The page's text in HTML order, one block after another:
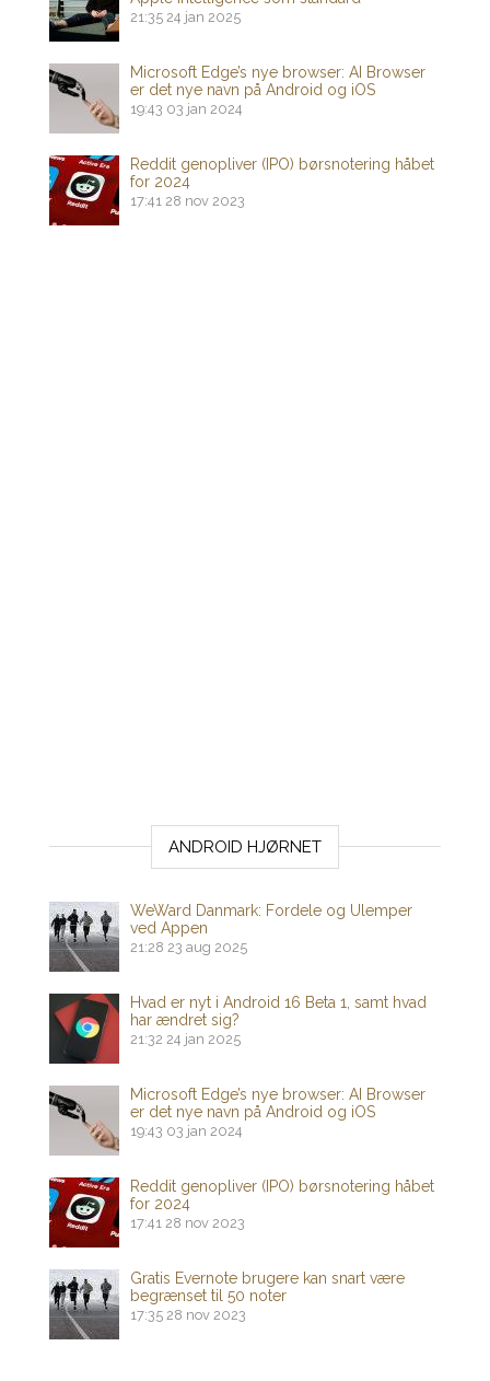
21:35 24 jan 2025
Microsoft Edge’s nye browser: AI Browser
er det nye navn på Android og iOS
19:43 03 jan 2024
Reddit genopliver (IPO) børsnotering håbet
for 2024
17:41 28 nov 2023
ANDROID HJØRNET
WeWard Danmark: Fordele og Ulemper
ved Appen
21:28 23 aug 2025
Hvad er nyt i Android 16 Beta 1, samt hvad
har ændret sig?
21:32 24 jan 2025
Microsoft Edge’s nye browser: AI Browser
er det nye navn på Android og iOS
19:43 03 jan 2024
Reddit genopliver (IPO) børsnotering håbet
for 2024
17:41 28 nov 2023
Gratis Evernote brugere kan snart være
begrænset til 50 noter
17:35 28 nov 2023